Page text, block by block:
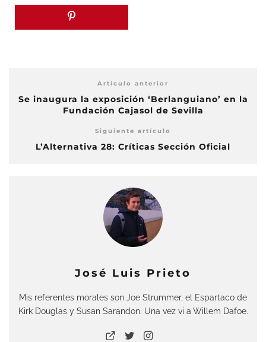
Artículo anterior
Se inaugura la exposición ‘Berlanguiano’ en la
Fundación Cajasol de Sevilla
Siguiente artículo
L’Alternativa 28: Críticas Sección Oficial
José Luis Prieto
Mis referentes morales son Joe Strummer, el Espartaco de
Kirk Douglas y Susan Sarandon. Una vez vi a Willem Dafoe.